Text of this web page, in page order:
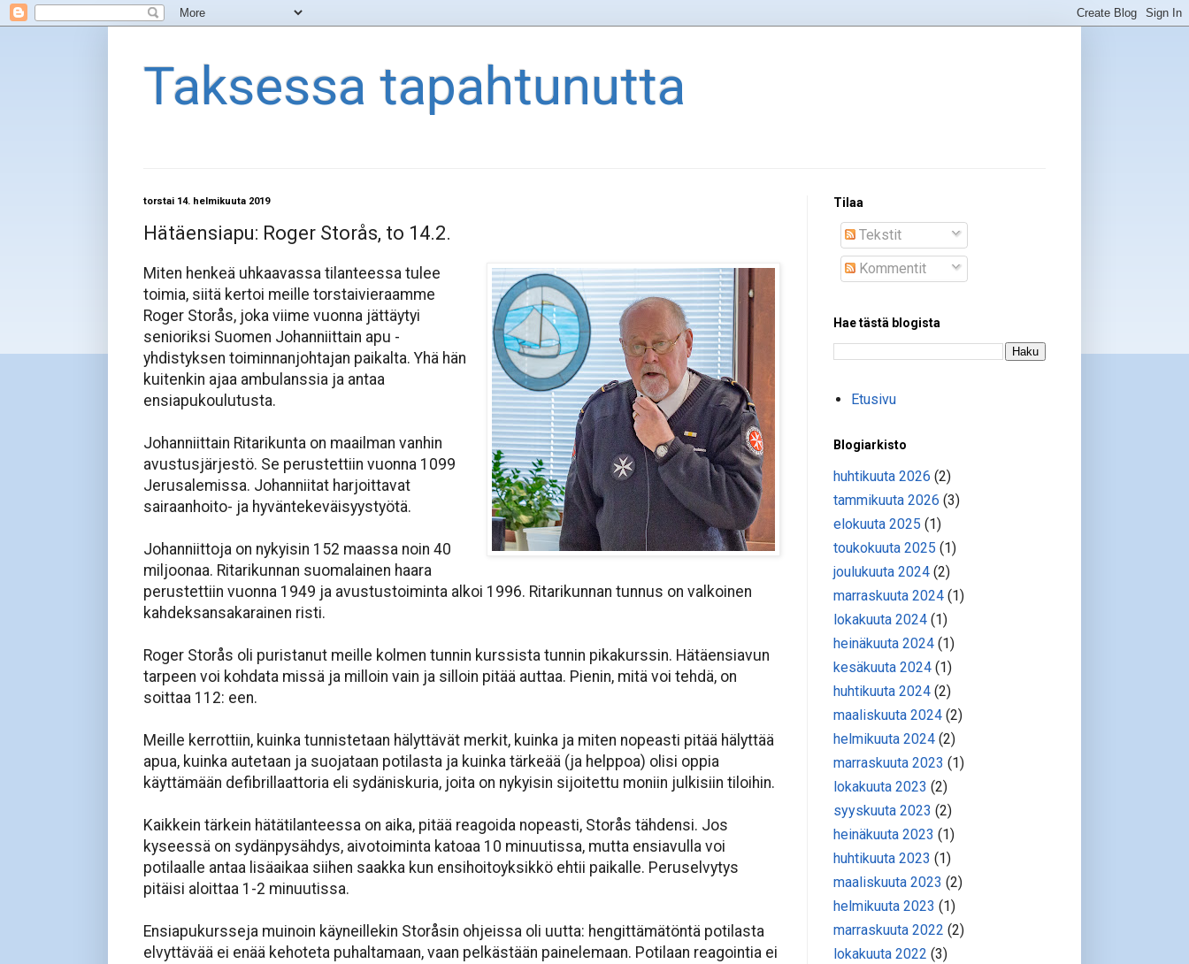
Taksessa tapahtunutta
torstai 14. helmikuuta 2019
Hätäensiapu: Roger Storås, to 14.2.
Miten henkeä uhkaavassa tilanteessa tulee
toimia, siitä kertoi meille torstaivieraamme
Roger Storås, joka viime vuonna jättäytyi
senioriksi Suomen Johanniittain apu -
yhdistyksen toiminnanjohtajan paikalta. Yhä hän
kuitenkin ajaa ambulanssia ja antaa
ensiapukoulutusta.
Johanniittain Ritarikunta on maailman vanhin
avustusjärjestö. Se perustettiin vuonna 1099
Jerusalemissa. Johanniitat harjoittavat
sairaanhoito- ja hyväntekeväisyystyötä.
Johanniittoja on nykyisin 152 maassa noin 40
miljoonaa. Ritarikunnan suomalainen haara
perustettiin vuonna 1949 ja avustustoiminta alkoi 1996. Ritarikunnan tunnus on valkoinen
kahdeksansakarainen risti.
Roger Storås oli puristanut meille kolmen tunnin kurssista tunnin pikakurssin. Hätäensiavun
tarpeen voi kohdata missä ja milloin vain ja silloin pitää auttaa. Pienin, mitä voi tehdä, on
soittaa 112: een.
Meille kerrottiin, kuinka tunnistetaan hälyttävät merkit, kuinka ja miten nopeasti pitää hälyttää
apua, kuinka autetaan ja suojataan potilasta ja kuinka tärkeää (ja helppoa) olisi oppia
käyttämään defibrillaattoria eli sydäniskuria, joita on nykyisin sijoitettu moniin julkisiin tiloihin.
Kaikkein tärkein hätätilanteessa on aika, pitää reagoida nopeasti, Storås tähdensi. Jos
kyseessä on sydänpysähdys, aivotoiminta katoaa 10 minuutissa, mutta ensiavulla voi
potilaalle antaa lisäaikaa siihen saakka kun ensihoitoyksikkö ehtii paikalle. Peruselvytys
pitäisi aloittaa 1-2 minuutissa.
Ensiapukursseja muinoin käyneillekin Storåsin ohjeissa oli uutta: hengittämätöntä potilasta
elvyttävää ei enää kehoteta puhaltamaan, vaan pelkästään painelemaan. Potilaan reagointia ei
Tilaa
Tekstit
Kommentit
Hae tästä blogista
Etusivu
Blogiarkisto
huhtikuuta 2026 (2)
tammikuuta 2026 (3)
elokuuta 2025 (1)
toukokuuta 2025 (1)
joulukuuta 2024 (2)
marraskuuta 2024 (1)
lokakuuta 2024 (1)
heinäkuuta 2024 (1)
kesäkuuta 2024 (1)
huhtikuuta 2024 (2)
maaliskuuta 2024 (2)
helmikuuta 2024 (2)
marraskuuta 2023 (1)
lokakuuta 2023 (2)
syyskuuta 2023 (2)
heinäkuuta 2023 (1)
huhtikuuta 2023 (1)
maaliskuuta 2023 (2)
helmikuuta 2023 (1)
marraskuuta 2022 (2)
lokakuuta 2022 (3)